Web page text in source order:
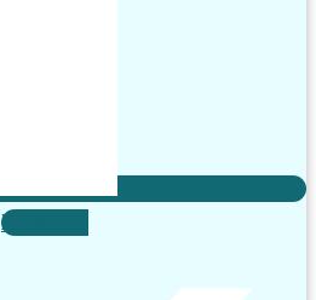
X-twitter